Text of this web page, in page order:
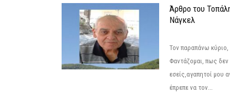
Άρθρο του
Νάγκελ
Τον παραπάνω
Φαντάζομαι, πως δεν
εσείς,αγαπητοί μου
έπρεπε να τον...